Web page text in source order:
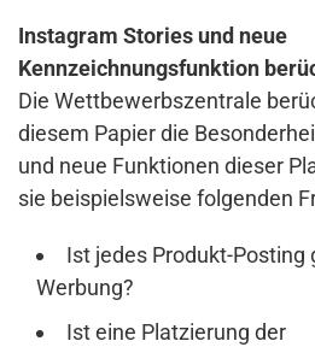
Instagram Stories und neue
Kennzeichnungsfunktion
Die Wettbewerbszentrale
diesem Papier die
und neue Funktionen dieser
sie beispielsweise folgenden
Ist jedes Produkt-Posting
Werbung?
Ist eine Platzierung der